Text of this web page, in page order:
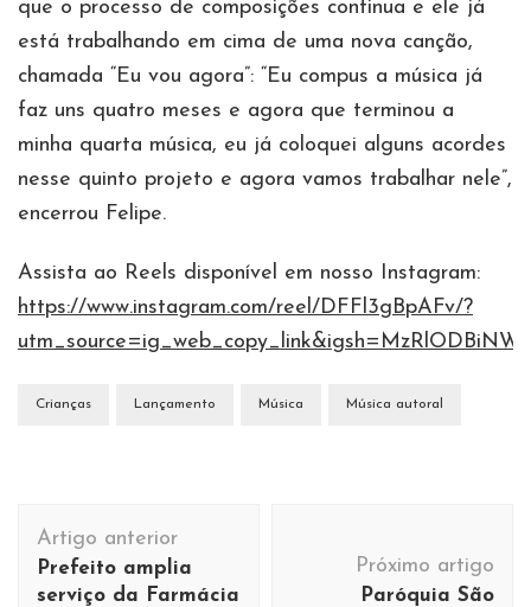
que o processo de composições continua e ele já
está trabalhando em cima de uma nova canção,
chamada “Eu vou agora”: “Eu compus a música já
faz uns quatro meses e agora que terminou a
minha quarta música, eu já coloquei alguns acordes
nesse quinto projeto e agora vamos trabalhar nele”,
encerrou Felipe.
Assista ao Reels disponível em nosso Instagram:
https://www.instagram.com/reel/DFFl3gBpAFv/?
Crianças Lançamento Música Música autoral
Navegação
de
post
Artigo anterior
Prefeito amplia
serviço da Farmácia
Próximo artigo
Paróquia São